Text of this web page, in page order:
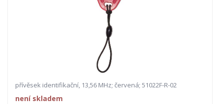
přívěsek identifikační, 13,56 MHz; červená; 51022F-R-02
není skladem